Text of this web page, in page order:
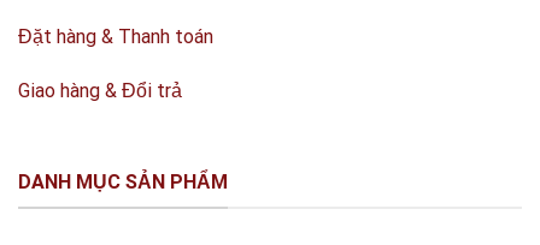
Đặt hàng & Thanh toán
Giao hàng & Đổi trả
DANH MỤC SẢN PHẨM